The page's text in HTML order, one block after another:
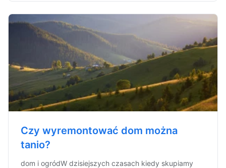
Czy wyremontować dom można
tanio?
dom i ogródW dzisiejszych czasach kiedy skupiamy